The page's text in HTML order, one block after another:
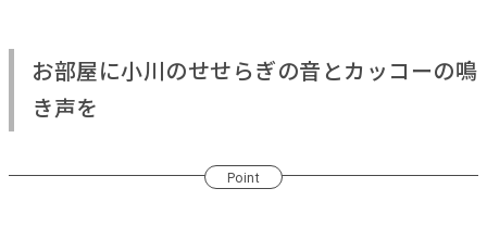
お部屋に小川のせせらぎの音とカッコーの鳴
き声を
Point